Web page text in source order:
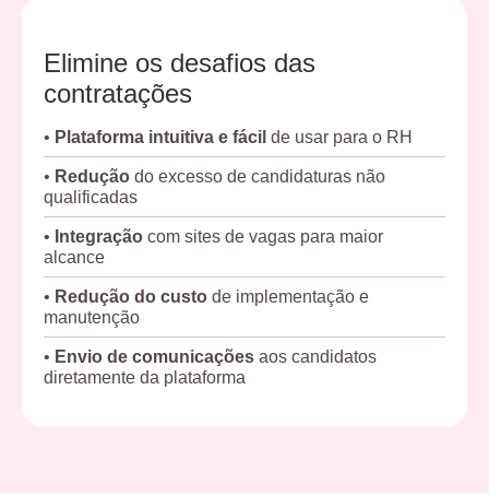
Elimine os desafios das
contratações
• Plataforma intuitiva e fácil de usar para o RH
• Redução do excesso de candidaturas não
qualificadas
• Integração com sites de vagas para maior
alcance
• Redução do custo de implementação e
manutenção
• Envio de comunicações aos candidatos
diretamente da plataforma